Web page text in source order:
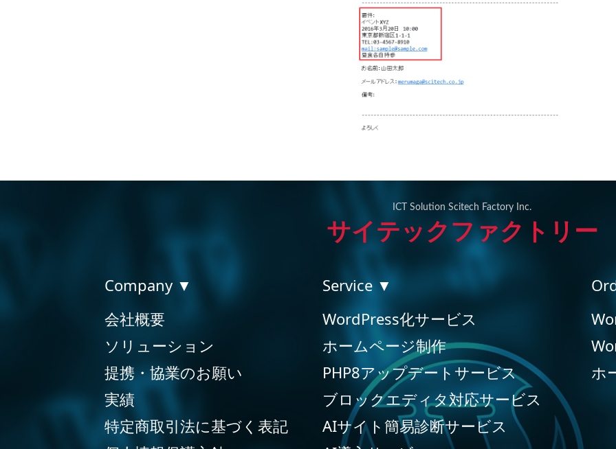
ICT Solution Scitech Factory Inc.
サイテックファクトリー
Company ▼
会社概要
ソリューション
提携・協業のお願い
実績
特定商取引法に基づく表記
Service ▼
WordPress化サービス
ホームページ制作
PHP8アップデートサービス
ブロックエディタ対応サービス
AIサイト簡易診断サービス
ホ